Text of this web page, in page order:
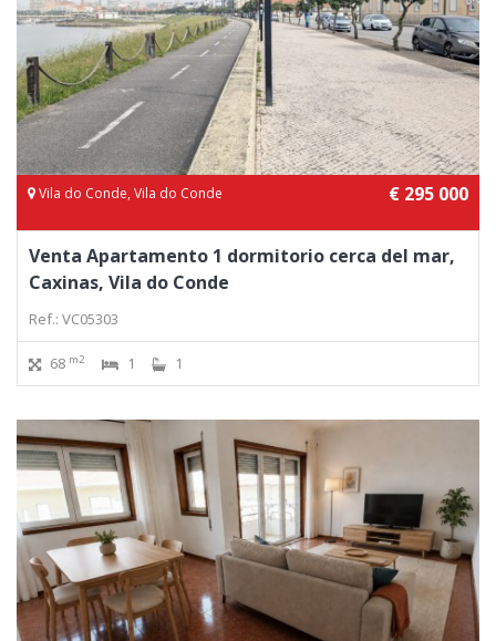
Vila do Conde, Vila do Conde € 295 000
Venta Apartamento 1 dormitorio cerca del mar,
Caxinas, Vila do Conde
Ref.: VC05303
68 m2 1 1